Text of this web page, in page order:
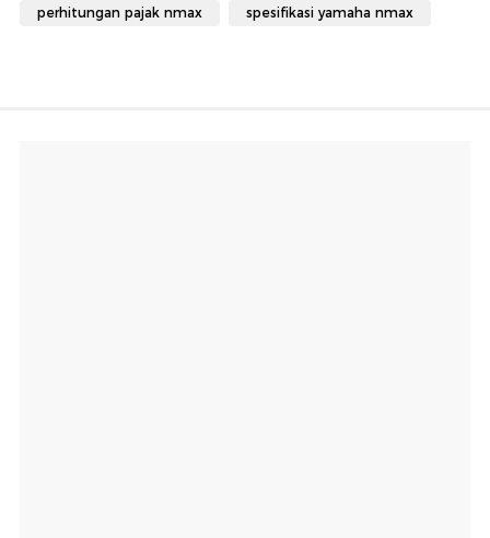
perhitungan pajak nmax spesifikasi yamaha nmax